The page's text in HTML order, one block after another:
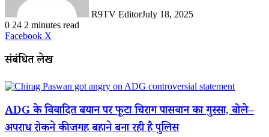
R9TV EditorJuly 18, 2025
0 24 2 minutes read
Facebook X
Email
संबंधित लेख
ADG के विवादित बयान पर फूटा चिराग पासवान का गुस्सा, बोले–
अपराध रोकने की जगह बहाने बना रही है पुलिस